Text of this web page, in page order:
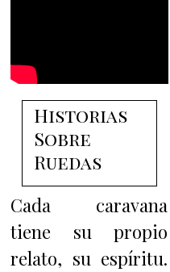
Historias
Sobre
Ruedas
Cada caravana
tiene su propio
relato, su espíritu.